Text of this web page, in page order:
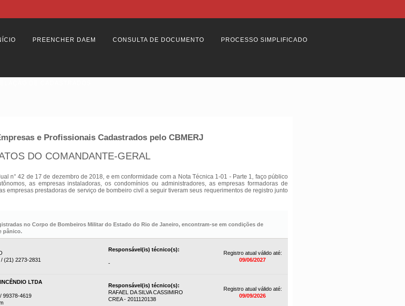
PREENCHER DAEM CONSULTA DE DOCUMENTO PROCESSO SIMPLIFICADO
e Profissionais Cadastrados pelo CBMERJ
DO COMANDANTE-GERAL
n° 42 de 17 de dezembro de 2018, e em conformidade com a Nota Técnica 1-01 - Parte 1, faço público
as empresas instaladoras, os condomínios ou administradores, as empresas formadoras de
empresas prestadoras de serviço de bombeiro civil a seguir tiveram seus requerimentos de registro junto
no Corpo de Bombeiros Militar do Estado do Rio de Janeiro, encontram-se em condições de
pânico.
(21) 2273-2831
Responsável(is) técnico(s):
-
Registro atual válido até:
09/06/2027
LTDA
99378-4619
Responsável(is) técnico(s):
RAFAEL DA SILVA CASSIMIRO
CREA - 2011120138
Registro atual válido até:
09/09/2026